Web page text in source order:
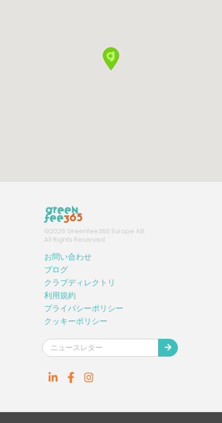
©2026 Greenfee365 Europe AB.
All Rights Reserved
お問い合わせ
ブログ
クラブディレクトリ
利用規約
プライバシーポリシー
クッキーポリシー